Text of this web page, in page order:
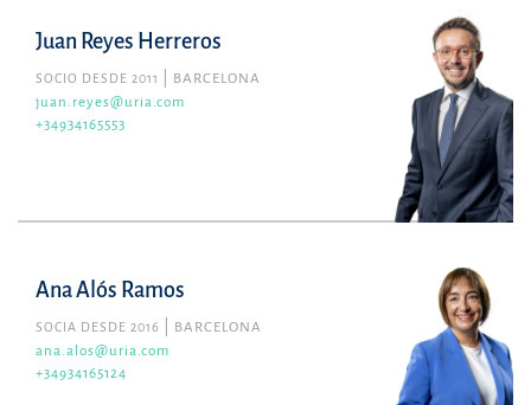
Juan Reyes Herreros
SOCIO DESDE 2011
BARCELONA
juan.reyes@uria.com
+34934165553
Ana Alós Ramos
SOCIA DESDE 2016
BARCELONA
ana.alos@uria.com
+34934165124